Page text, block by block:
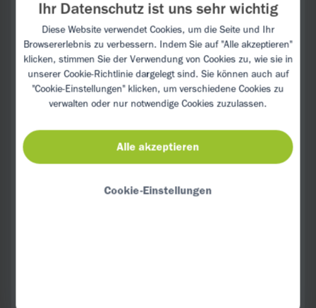
Ihr Datenschutz ist uns sehr wichtig
Diese Website verwendet Cookies, um die Seite und Ihr
Browsererlebnis zu verbessern. Indem Sie auf "Alle akzeptieren"
klicken, stimmen Sie der Verwendung von Cookies zu, wie sie in
unsererCookie-Richtliniedargelegt sind. Sie können auch auf
"Cookie-Einstellungen" klicken, um verschiedene Cookies zu
verwalten oder nur notwendige Cookies zuzulassen.
Alle akzeptieren
Cookie-Einstellungen
Filets von beiden Seiten mit Vanilleöl
bestreichen. Verbleibendes Öl können Sie
in der fest verschlossenen Flasche kühl
lagern und für weitere leckere Gerichte
verwenden.
Den Kabeljau in eine Auflaufform legen,
mit Back- oder Pergamentpapier
abdecken und ca. 20–25 Min. garen.